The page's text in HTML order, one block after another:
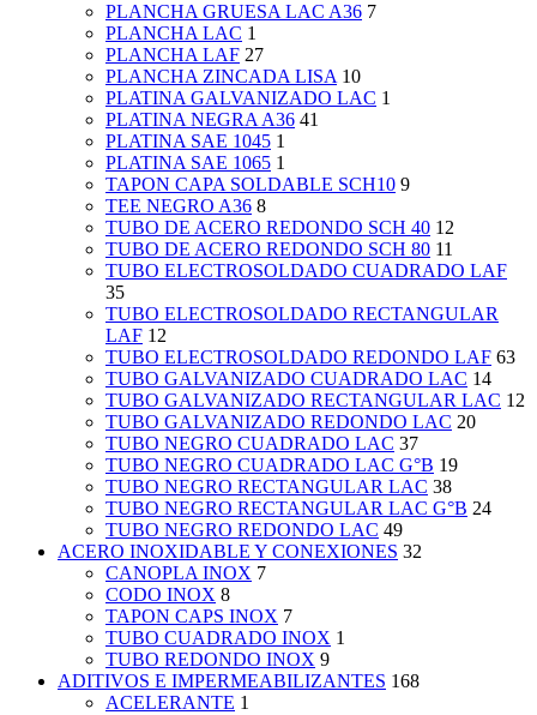
PLANCHA GRUESA LAC A36 7
PLANCHA LAC 1
PLANCHA LAF 27
PLANCHA ZINCADA LISA 10
PLATINA GALVANIZADO LAC 1
PLATINA NEGRA A36 41
PLATINA SAE 1045 1
PLATINA SAE 1065 1
TAPON CAPA SOLDABLE SCH10 9
TEE NEGRO A36 8
TUBO DE ACERO REDONDO SCH 40 12
TUBO DE ACERO REDONDO SCH 80 11
TUBO ELECTROSOLDADO CUADRADO LAF
35
TUBO ELECTROSOLDADO RECTANGULAR
LAF 12
TUBO ELECTROSOLDADO REDONDO LAF 63
TUBO GALVANIZADO CUADRADO LAC 14
TUBO GALVANIZADO RECTANGULAR LAC 12
TUBO GALVANIZADO REDONDO LAC 20
TUBO NEGRO CUADRADO LAC 37
TUBO NEGRO CUADRADO LAC G°B 19
TUBO NEGRO RECTANGULAR LAC 38
TUBO NEGRO RECTANGULAR LAC G°B 24
TUBO NEGRO REDONDO LAC 49
ACERO INOXIDABLE Y CONEXIONES 32
CANOPLA INOX 7
CODO INOX 8
TAPON CAPS INOX 7
TUBO CUADRADO INOX 1
TUBO REDONDO INOX 9
ADITIVOS E IMPERMEABILIZANTES 168
ACELERANTE 1